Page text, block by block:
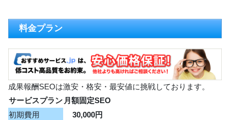
料金プラン
成果報酬SEOは激安・格安・最安値に挑戦しております。
サービスプラン 月額固定SEO
初期費用
30,000円